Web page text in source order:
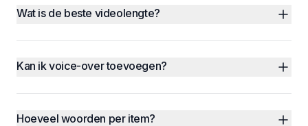
Wat is de beste videolengte?
Kan ik voice-over toevoegen?
Hoeveel woorden per item?